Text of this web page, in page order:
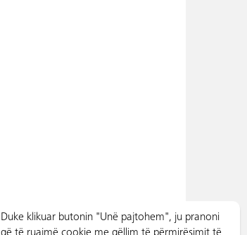
Duke klikuar butonin "Unë pajtohem", ju pranoni